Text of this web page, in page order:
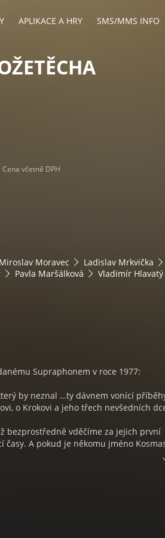
APLIKACE A HRY SMS/MMS INFO
Cena včetně DPH
Miroslav Moravec Ladislav Mrkvička
Pavla Maršálková
Vladimír Hlavatý
Supraphonem v roce 1977:
by neznal …ty dávnem vonící
o Krokovi a jeho třech nevšedních
bezprostředně vděčíme za jejich první
A pokud je někomu jméno
povědomé, sotva si za ním zpravidla